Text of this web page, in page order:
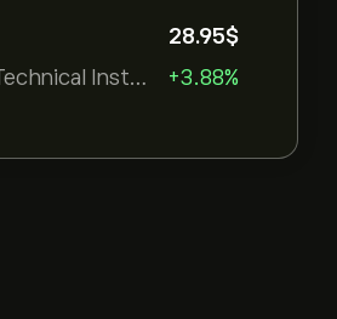
Universal Technical Institut
28.95‎$‎
+3.88%